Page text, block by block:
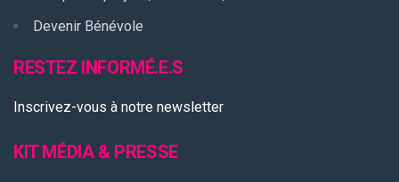
Devenir Bénévole
RESTEZ INFORMÉ.E.S
Inscrivez-vous à notre newsletter
KIT MÉDIA & PRESSE